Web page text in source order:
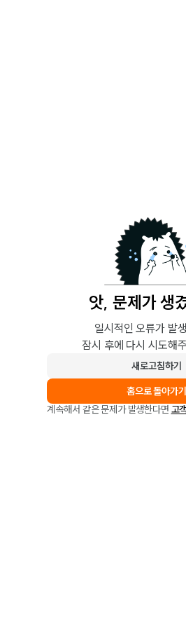
앗, 문제가 생
일시적인 오류가 발
잠시 후에 다시 시도해
새로고침하기
홈으로 돌아가기
계속해서 같은 문제가 발생한다면 고